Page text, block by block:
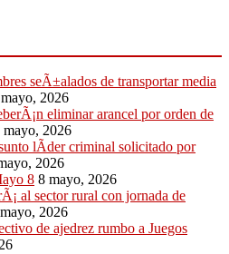
seÃ±alados de transportar media
2026
eliminar arancel por orden de
mayo, 2026
lÃ­der criminal solicitado por
2026
8 8 mayo, 2026
al sector rural con jornada de
2026
de ajedrez rumbo a Juegos